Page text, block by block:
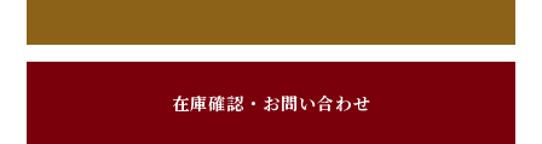
在庫確認・お問い合わせ